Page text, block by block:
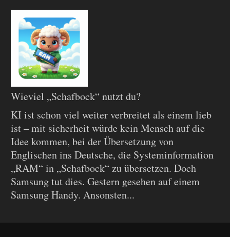
Wieviel „Schafbock“ nutzt du?
KI ist schon viel weiter verbreitet als einem lieb
ist – mit sicherheit würde kein Mensch auf die
Idee kommen, bei der Übersetzung von
Englischen ins Deutsche, die Systeminformation
„RAM“ in „Schafbock“ zu übersetzen. Doch
Samsung tut dies. Gestern gesehen auf einem
Samsung Handy. Ansonsten...